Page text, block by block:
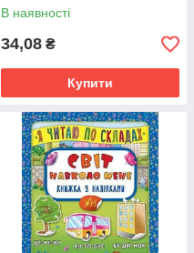
В наявності
34,08 ₴
Купити